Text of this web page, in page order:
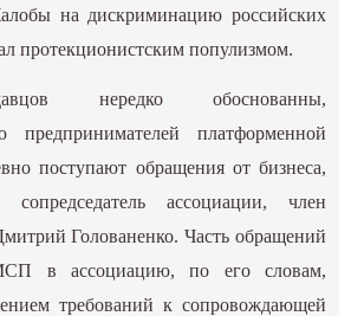
на дискриминацию российских
протекционистским популизмом.
нередко обоснованны,
платформенной
поступают обращения от бизнеса,
сопредседатель ассоциации, член
Голованенко. Часть обращений
МСП в ассоциацию, по его словам,
требований к сопровождающей